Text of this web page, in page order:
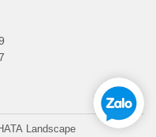
Landscape